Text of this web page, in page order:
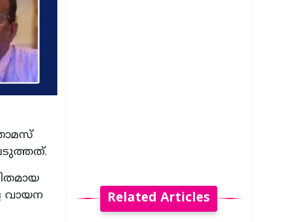
വായന
Related Articles